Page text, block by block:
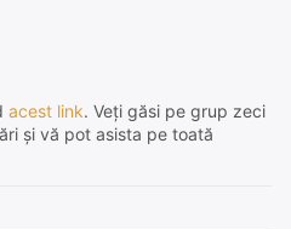
acest link. Veți găsi pe grup zeci
și vă pot asista pe toată